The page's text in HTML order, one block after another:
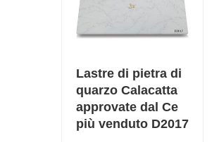
Lastre di pietra di
quarzo Calacatta
approvate dal Ce
più venduto D2017